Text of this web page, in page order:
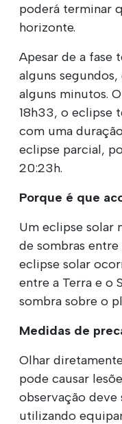
poderá terminar
horizonte.
Apesar de a fase
alguns
alguns minutos.
18h33, o eclipse
com uma
eclipse parcial,
20:23h.
Porque é que
Um eclipse solar
de sombras entre
eclipse solar
entre a Terra e o
sombra sobre o
Medidas de
Olhar
pode causar
observação
utilizando